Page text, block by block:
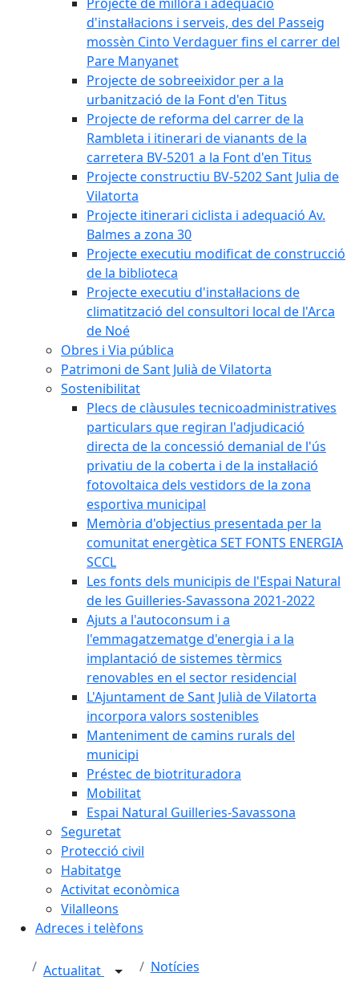
d'instal·lacions i serveis, des del Passeig
mossèn Cinto Verdaguer fins el carrer del
Pare Manyanet
Projecte de sobreeixidor per a la
urbanització de la Font d'en Titus
Projecte de reforma del carrer de la
Rambleta i itinerari de vianants de la
carretera BV-5201 a la Font d'en Titus
Projecte constructiu BV-5202 Sant Julia de
Vilatorta
Projecte itinerari ciclista i adequació Av.
Balmes a zona 30
Projecte executiu modificat de construcció
de la biblioteca
Projecte executiu d'instal·lacions de
climatització del consultori local de l'Arca
de Noé
Obres i Via pública
Patrimoni de Sant Julià de Vilatorta
Sostenibilitat
Plecs de clàusules tecnicoadministratives
particulars que regiran l'adjudicació
directa de la concessió demanial de l'ús
privatiu de la coberta i de la instal·lació
fotovoltaica dels vestidors de la zona
esportiva municipal
Memòria d'objectius presentada per la
comunitat energètica SET FONTS ENERGIA
SCCL
Les fonts dels municipis de l'Espai Natural
de les Guilleries-Savassona 2021-2022
Ajuts a l'autoconsum i a
l'emmagatzematge d'energia i a la
implantació de sistemes tèrmics
renovables en el sector residencial
L'Ajuntament de Sant Julià de Vilatorta
incorpora valors sostenibles
Manteniment de camins rurals del
municipi
Préstec de biotrituradora
Mobilitat
Espai Natural Guilleries-Savassona
Seguretat
Protecció civil
Habitatge
Activitat econòmica
Vilalleons
Adreces i telèfons
Actualitat Notícies